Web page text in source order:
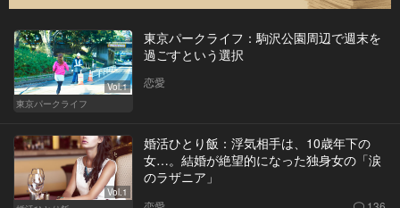
Vol.1
東京パークライフ
東京パークライフ：駒沢公園周辺で週末を
過ごすという選択
恋愛
Vol.1
婚活ひとり飯：浮気相手は、10歳年下の
女…。結婚が絶望的になった独身女の「涙
のラザニア」